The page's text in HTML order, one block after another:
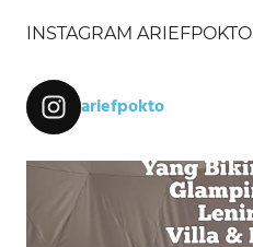
INSTAGRAM ARIEFPOKTO
ariefpokto